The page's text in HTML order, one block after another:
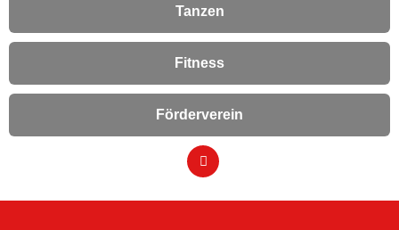
Tanzen
Fitness
Förderverein